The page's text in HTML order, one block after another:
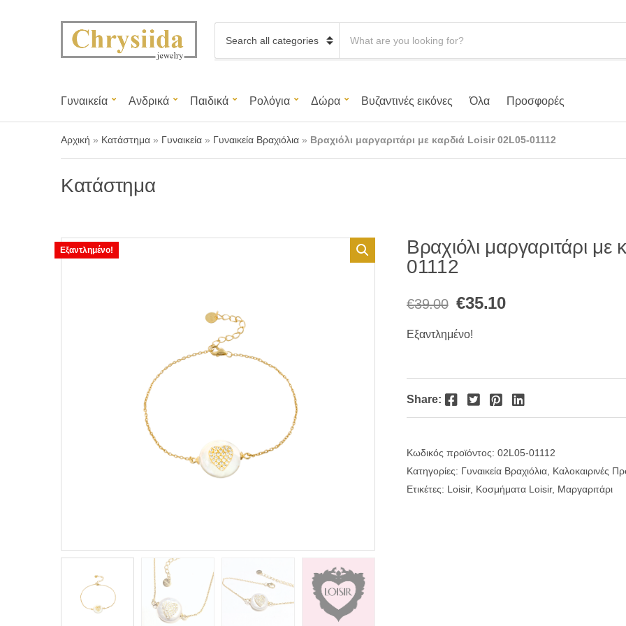
a
g
o
r
y
n
a
p
d
Γυναικεία Ανδρικά Παιδικά Ρολόγια Δώρα Βυζαντινές εικόνες Όλα Προσφορές
Αρχική » Κατάστημα » Γυναικεία » Γυναικεία Βραχιόλια » Βραχιόλι μαργαριτάρι με καρδιά Loisir 02L05-01112
Κατάστημα
Εξαντλημένο!
Βραχιόλι μαργαριτάρι
01112
€39.00 Original
price
€39.00.
€35.10Η
είναι:
€35.10.
Εξαντλημένο!
Share: Facebook Twitter Pinterest LinkedIn
Κωδικός προϊόντος: 02L05-01112
Κατηγορίες: Γυναικεία Βραχιόλια, Καλοκαιρινές
Ετικέτες: Loisir, Κοσμήματα Loisir, Μαργαριτάρι